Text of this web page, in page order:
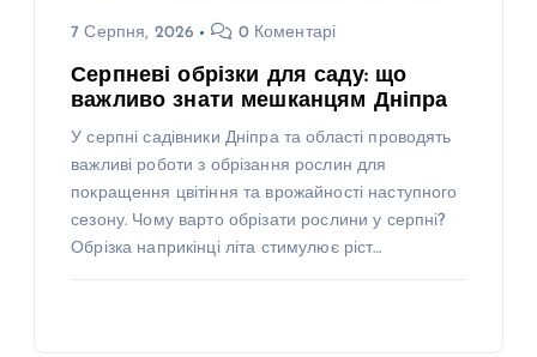
7 Серпня, 2026 0 Коментарі
Серпневі обрізки для саду: що
важливо знати мешканцям Дніпра
У серпні садівники Дніпра та області проводять
важливі роботи з обрізання рослин для
покращення цвітіння та врожайності наступного
сезону. Чому варто обрізати рослини у серпні?
Обрізка наприкінці літа стимулює ріст…